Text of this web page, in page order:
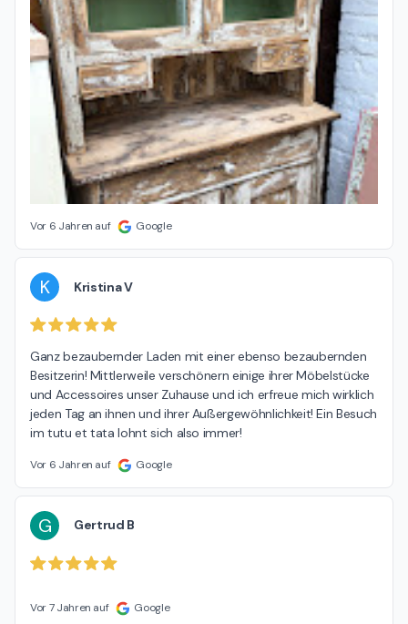
Vor 6 Jahren auf Google
K Kristina V
Ganz bezaubernder Laden mit einer ebenso bezaubernden
Besitzerin! Mittlerweile verschönern einige ihrer Möbelstücke
und Accessoires unser Zuhause und ich erfreue mich wirklich
jeden Tag an ihnen und ihrer Außergewöhnlichkeit! Ein Besuch
im tutu et tata lohnt sich also immer!
Vor 6 Jahren auf Google
G Gertrud B
Vor 7 Jahren auf Google